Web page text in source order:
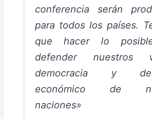
conferencia serán
para todos los países.
que hacer lo
defender nuestros
democracia y
económico de
naciones»